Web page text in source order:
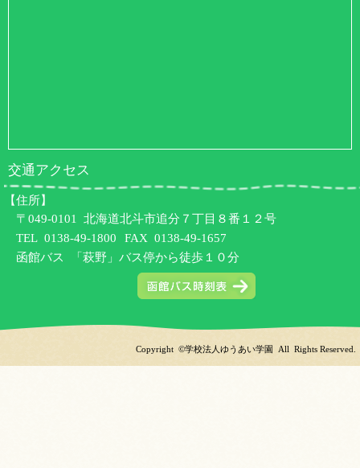
交通アクセス
【住所】
〒049-0101 北海道北斗市追分７丁目８番１２号
TEL 0138-49-1800
FAX 0138-49-1657
函館バス 「萩野」バス停から徒歩１０分
Copyright ©学校法人ゆうあい学園 All Rights Reserved.